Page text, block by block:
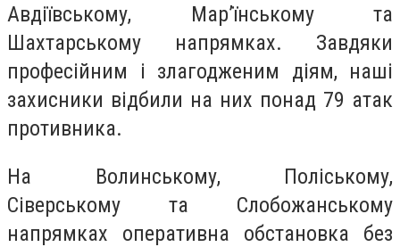
Авдіївському, Мар’їнському та
Шахтарському напрямках. Завдяки
професійним і злагодженим діям, наші
захисники відбили на них понад 79 атак
противника.
На Волинському, Поліському,
Сіверському та Слобожанському
напрямках оперативна обстановка без